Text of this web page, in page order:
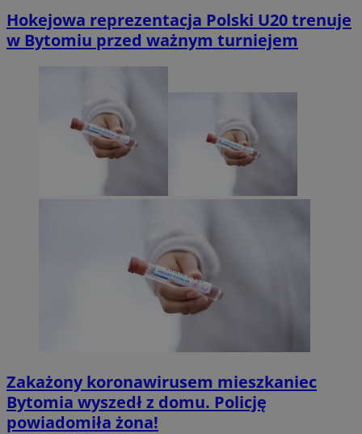
Hokejowa reprezentacja Polski U20 trenuje
w Bytomiu przed ważnym turniejem
Zakażony koronawirusem mieszkaniec
Bytomia wyszedł z domu. Policję
powiadomiła żona!